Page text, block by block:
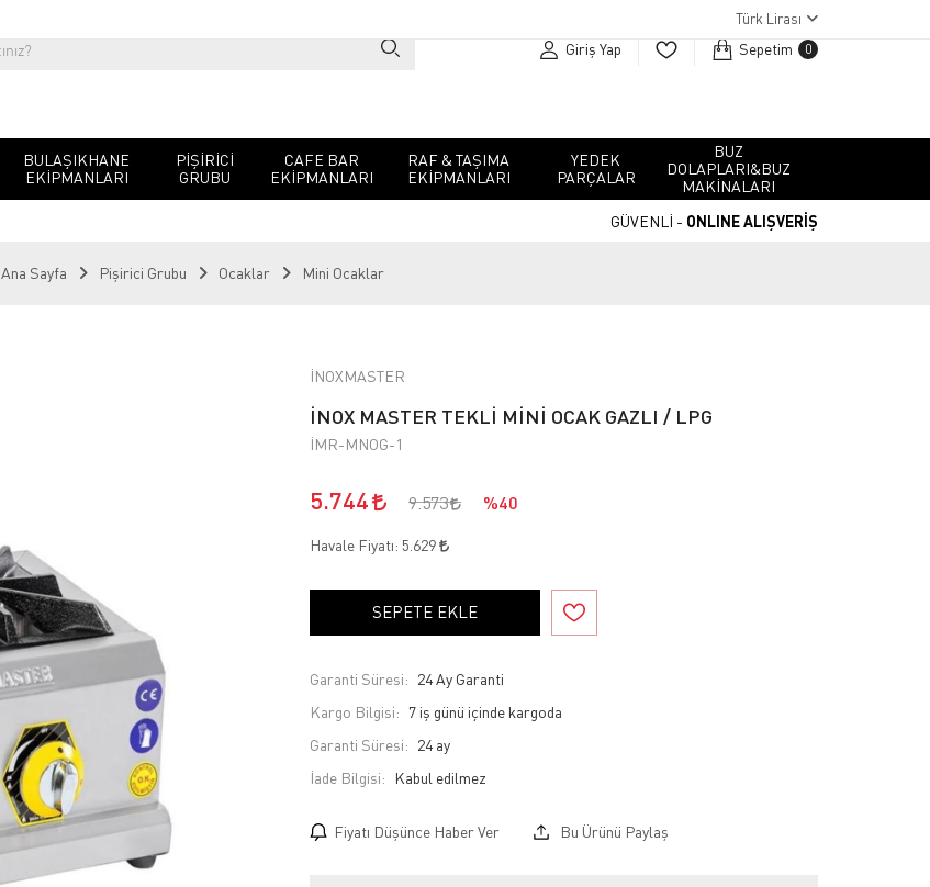
Türk Lirası
Giriş Yap Sepetim 0
BULAŞIKHANE
EKIPMANLARI
PIŞIRICI
GRUBU
CAFE BAR
EKIPMANLARI
RAF & TAŞIMA
EKIPMANLARI
YEDEK
PARÇALAR
BUZ
DOLAPLARI&BUZ
MAKINALARI
GÜVENLİ - ONLINE ALIŞVERİŞ
Ana Sayfa Pişirici Grubu Ocaklar Mini Ocaklar
İNOXMASTER
İNOX MASTER TEKLİ MİNİ OCAK GAZLI / LPG
İMR-MNOG-1
5.744 9.573 %40
Havale Fiyatı: 5.629
SEPETE EKLE
Garanti Süresi: 24 Ay Garanti
Kargo Bilgisi: 7 iş günü içinde kargoda
Garanti Süresi: 24 ay
İade Bilgisi:
Fiyatı Düşünce Haber Ver Bu Ürünü Paylaş